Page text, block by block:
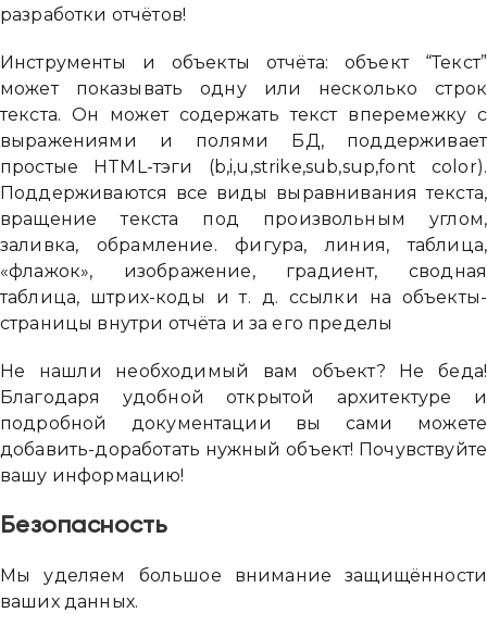
разработки отчётов!
Инструменты и объекты отчёта: объект “Текст”
может показывать одну или несколько строк
текста. Он может содержать текст вперемежку с
выражениями и полями БД, поддерживает
простые HTML-тэги (b,i,u,strike,sub,sup,font color).
Поддерживаются все виды выравнивания текста,
вращение текста под произвольным углом,
заливка, обрамление. фигура, линия, таблица,
«флажок», изображение, градиент, сводная
таблица, штрих-коды и т. д. ссылки на объекты-
страницы внутри отчёта и за его пределы
Не нашли необходимый вам объект? Не беда!
Благодаря удобной открытой архитектуре и
подробной документации вы сами можете
добавить-доработать нужный объект! Почувствуйте
вашу информацию!
Безопасность
Мы уделяем большое внимание защищённости
ваших данных.
Привіт 👋, чим тобі допомогти?
Ми зазвичай відповідаємо дуже швидко
Надіслати повідомлення